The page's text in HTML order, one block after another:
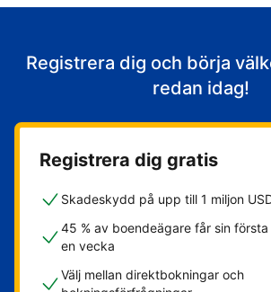
Registrera dig och börja
redan idag!
Registrera dig gratis
Skadeskydd på upp till 1 miljon
45 % av boendeägare får sin
en vecka
Välj mellan direktbokningar och